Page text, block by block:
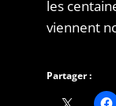
les
viennent
Partager :